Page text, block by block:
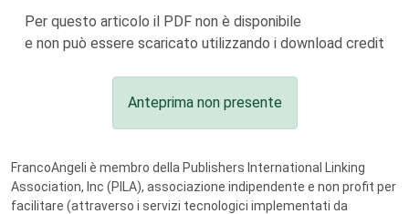
Per questo articolo il PDF non è disponibile
e non può essere scaricato utilizzando i download credit
Anteprima non presente
FrancoAngeli è membro della Publishers International Linking
Association, Inc (PILA), associazione indipendente e non profit per
facilitare (attraverso i servizi tecnologici implementati da